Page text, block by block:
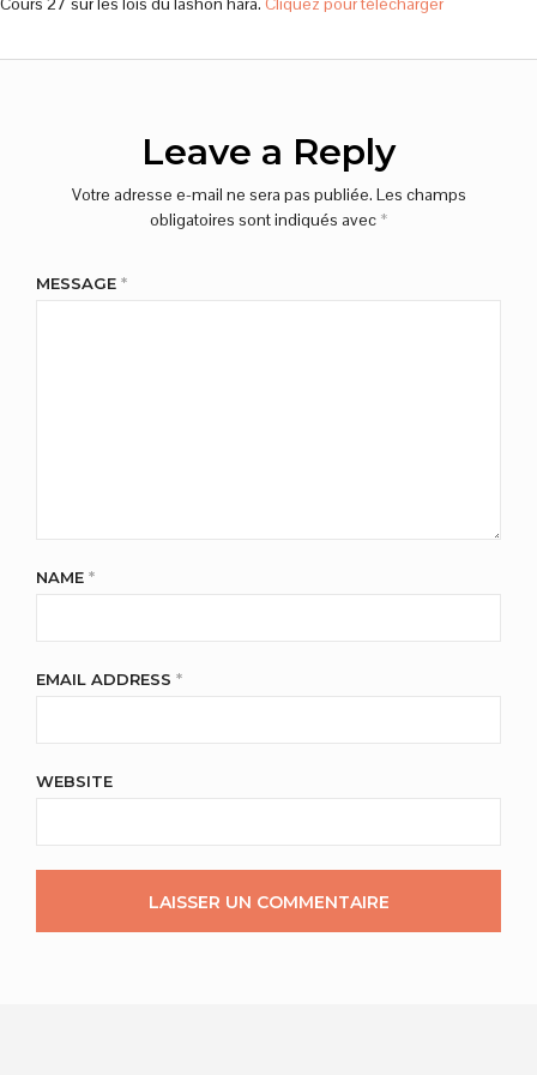
Leave a Reply
Votre adresse e-mail ne sera pas publiée. Les champs
obligatoires sont indiqués avec *
MESSAGE *
NAME *
EMAIL ADDRESS *
WEBSITE